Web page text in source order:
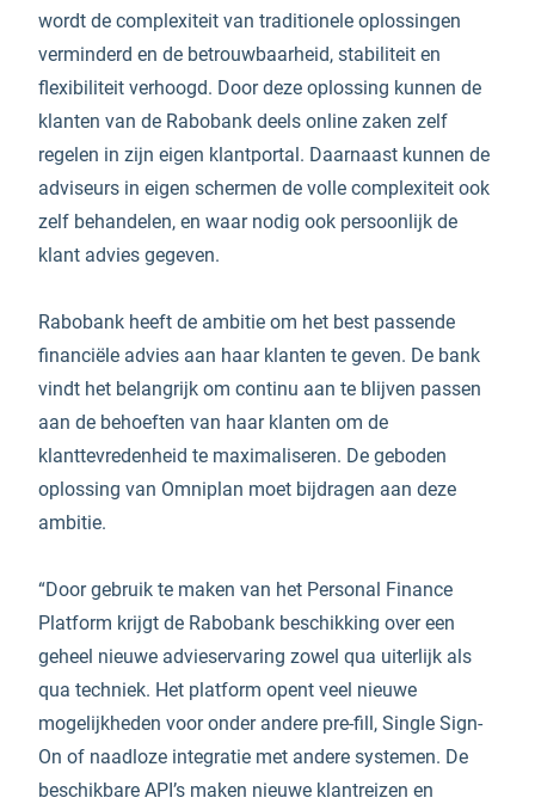
wordt de complexiteit van traditionele oplossingen
verminderd en de betrouwbaarheid, stabiliteit en
flexibiliteit verhoogd. Door deze oplossing kunnen de
klanten van de Rabobank deels online zaken zelf
regelen in zijn eigen klantportal. Daarnaast kunnen de
adviseurs in eigen schermen de volle complexiteit ook
zelf behandelen, en waar nodig ook persoonlijk de
klant advies gegeven.
Rabobank heeft de ambitie om het best passende
financiële advies aan haar klanten te geven. De bank
vindt het belangrijk om continu aan te blijven passen
aan de behoeften van haar klanten om de
klanttevredenheid te maximaliseren. De geboden
oplossing van Omniplan moet bijdragen aan deze
ambitie.
“Door gebruik te maken van het Personal Finance
Platform krijgt de Rabobank beschikking over een
geheel nieuwe advieservaring zowel qua uiterlijk als
qua techniek. Het platform opent veel nieuwe
mogelijkheden voor onder andere pre-fill, Single Sign-
On of naadloze integratie met andere systemen. De
beschikbare API’s maken nieuwe klantreizen en